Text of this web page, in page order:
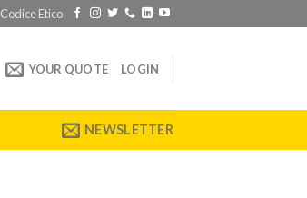
Codice Etico
YOUR QUOTE LOGIN
NEWSLETTER